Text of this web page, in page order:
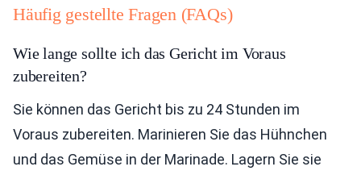
Häufig gestellte Fragen (FAQs)
Wie lange sollte ich das Gericht im Voraus
zubereiten?
Sie können das Gericht bis zu 24 Stunden im
Voraus zubereiten. Marinieren Sie das Hühnchen
und das Gemüse in der Marinade. Lagern Sie sie